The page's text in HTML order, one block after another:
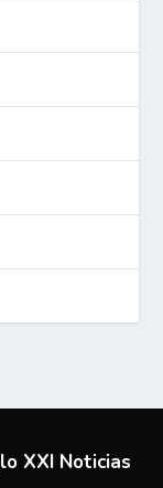
XXI Noticias